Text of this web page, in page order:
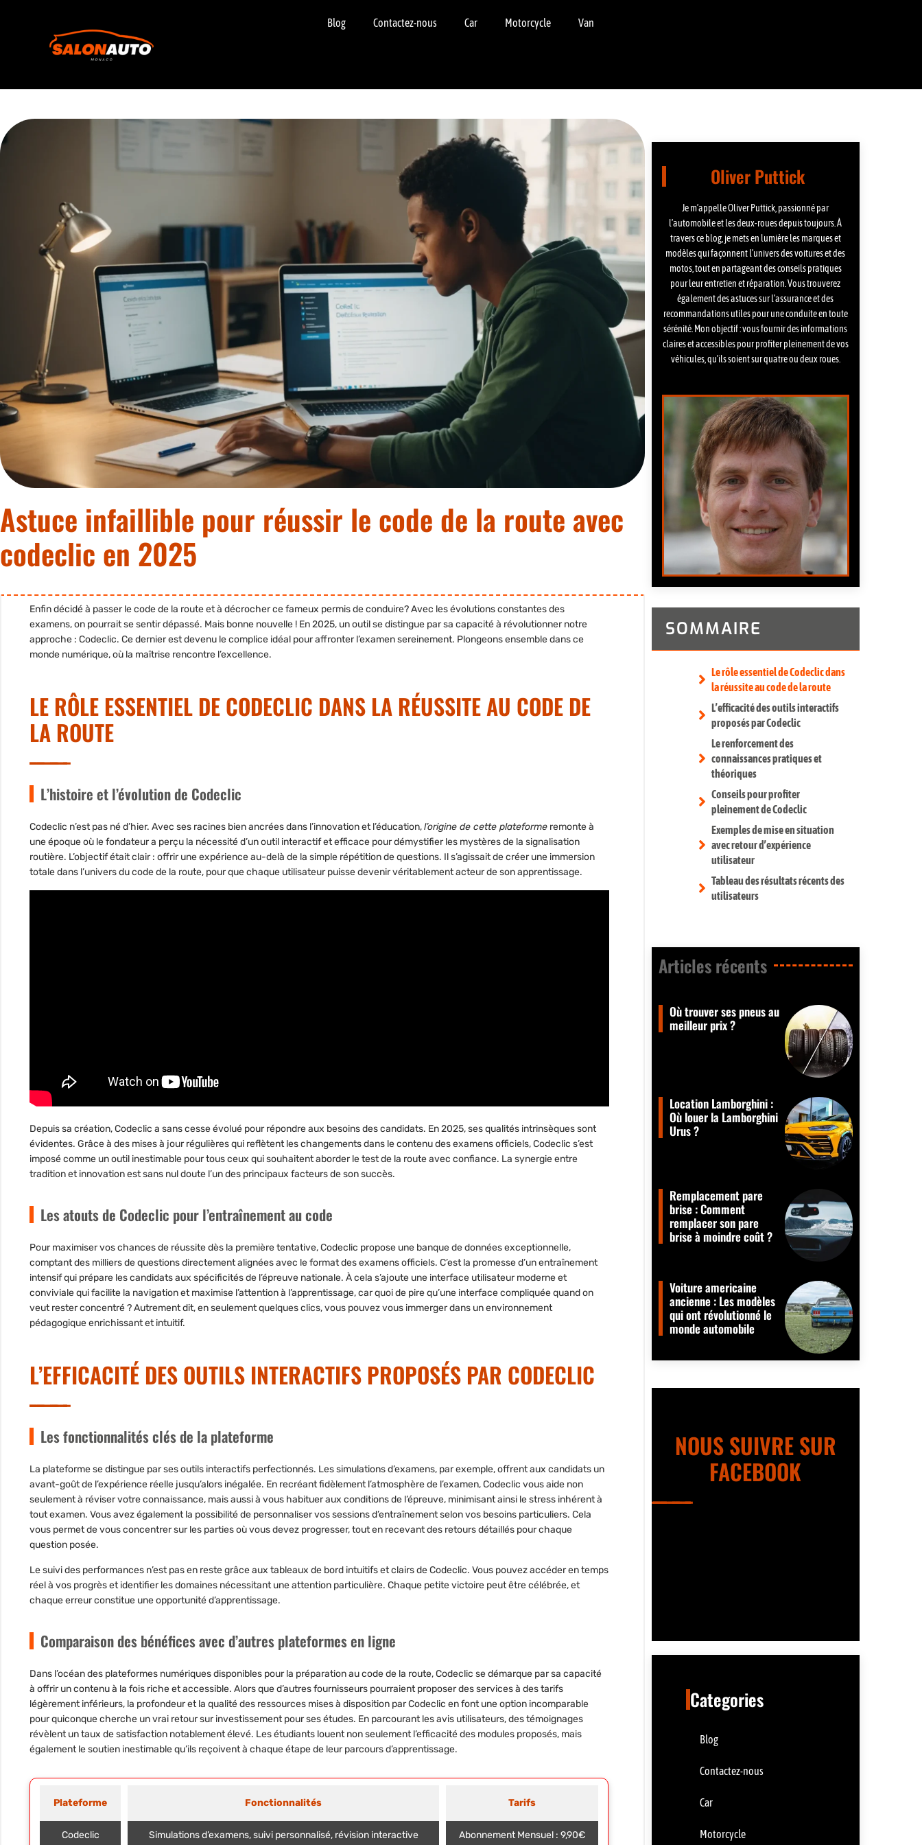
Blog Contactez-nous Car Motorcycle Van
Astuce infaillible pour réussir le code de la route avec
codeclic en 2025
Enfin décidé à passer le code de la route et à décrocher ce fameux permis de conduire? Avec les évolutions constantes des
examens, on pourrait se sentir dépassé. Mais bonne nouvelle ! En 2025, un outil se distingue par sa capacité à révolutionner notre
approche : Codeclic. Ce dernier est devenu le complice idéal pour affronter l’examen sereinement. Plongeons ensemble dans ce
monde numérique, où la maîtrise rencontre l’excellence.
LE RÔLE ESSENTIEL DE CODECLIC DANS LA RÉUSSITE AU CODE DE
LA ROUTE
L’histoire et l’évolution de Codeclic
Codeclic n’est pas né d’hier. Avec ses racines bien ancrées dans l’innovation et l’éducation,l’origine de cette plateforme remonte à
une époque où le fondateur a perçu la nécessité d’un outil interactif et efficace pour démystifier les mystères de la signalisation
routière. L’objectif était clair : offrir une expérience au-delà de la simple répétition de questions. Il s’agissait de créer une immersion
totale dans l’univers du code de la route, pour que chaque utilisateur puisse devenir véritablement acteur de son apprentissage.
Depuis sa création, Codeclic a sans cesse évolué pour répondre aux besoins des candidats. En 2025, ses qualités intrinsèques sont
évidentes. Grâce à des mises à jour régulières qui reflètent les changements dans le contenu des examens officiels, Codeclic s’est
imposé comme un outil inestimable pour tous ceux qui souhaitent aborder le test de la route avec confiance. La synergie entre
tradition et innovation est sans nul doute l’un des principaux facteurs de son succès.
Les atouts de Codeclic pour l’entraînement au code
Pour maximiser vos chances de réussite dès la première tentative, Codeclic propose une banque de données exceptionnelle,
comptant des milliers de questions directement alignées avec le format des examens officiels. C’est la promesse d’un entraînement
intensif qui prépare les candidats aux spécificités de l’épreuve nationale. À cela s’ajoute une interface utilisateur moderne et
conviviale qui facilite la navigation et maximise l’attention à l’apprentissage, car quoi de pire qu’une interface compliquée quand on
veut rester concentré ? Autrement dit, en seulement quelques clics, vous pouvez vous immerger dans un environnement
pédagogique enrichissant et intuitif.
L’EFFICACITÉ DES OUTILS INTERACTIFS PROPOSÉS PAR CODECLIC
Les fonctionnalités clés de la plateforme
La plateforme se distingue par ses outils interactifs perfectionnés. Les simulations d’examens, par exemple, offrent aux candidats un
avant-goût de l’expérience réelle jusqu’alors inégalée. En recréant fidèlement l’atmosphère de l’examen, Codeclic vous aide non
seulement à réviser votre connaissance, mais aussi à vous habituer aux conditions de l’épreuve, minimisant ainsi le stress inhérent à
tout examen. Vous avez également la possibilité de personnaliser vos sessions d’entraînement selon vos besoins particuliers. Cela
vous permet de vous concentrer sur les parties où vous devez progresser, tout en recevant des retours détaillés pour chaque
question posée.
Le suivi des performances n’est pas en reste grâce aux tableaux de bord intuitifs et clairs de Codeclic. Vous pouvez accéder en temps
réel à vos progrès et identifier les domaines nécessitant une attention particulière. Chaque petite victoire peut être célébrée, et
chaque erreur constitue une opportunité d’apprentissage.
Comparaison des bénéfices avec d’autres plateformes en ligne
Dans l’océan des plateformes numériques disponibles pour la préparation au code de la route, Codeclic se démarque par sa capacité
à offrir un contenu à la fois riche et accessible. Alors que d’autres fournisseurs pourraient proposer des services à des tarifs
légèrement inférieurs, la profondeur et la qualité des ressources mises à disposition par Codeclic en font une option incomparable
pour quiconque cherche un vrai retour sur investissement pour ses études. En parcourant les avis utilisateurs, des témoignages
révèlent un taux de satisfaction notablement élevé. Les étudiants louent non seulement l’efficacité des modules proposés, mais
également le soutien inestimable qu’ils reçoivent à chaque étape de leur parcours d’apprentissage.
Plateforme Fonctionnalités Tarifs
Codeclic Simulations d’examens, suivi personnalisé, révision interactive Abonnement Mensuel : 9,90€
Oliver Puttick
Je m’appelle Oliver Puttick, passionné par
l’automobile et les deux-roues depuis toujours. À
travers ce blog, je mets en lumière les marques et
modèles qui façonnent l’univers des voitures et des
motos, tout en partageant des conseils pratiques
pour leur entretien et réparation. Vous trouverez
également des astuces sur l’assurance et des
recommandations utiles pour une conduite en toute
sérénité. Mon objectif : vous fournir des informations
claires et accessibles pour profiter pleinement de vos
véhicules, qu’ils soient sur quatre ou deux roues.
SOMMAIRE
Le rôle essentiel de Codeclic dans
la réussite au code de la route
L’efficacité des outils interactifs
proposés par Codeclic
Le renforcement des
connaissances pratiques et
théoriques
Conseils pour profiter
pleinement de Codeclic
Exemples de mise en situation
avec retour d’expérience
utilisateur
Tableau des résultats récents des
utilisateurs
Articles récents​
Où trouver ses pneus au
meilleur prix ?
Location Lamborghini :
Où louer la Lamborghini
Urus ?
Remplacement pare
brise : Comment
remplacer son pare
brise à moindre coût ?
Voiture americaine
ancienne : Les modèles
qui ont révolutionné le
monde automobile
NOUS SUIVRE SUR
FACEBOOK
Categories
Blog
Contactez-nous
Car
Motorcycle